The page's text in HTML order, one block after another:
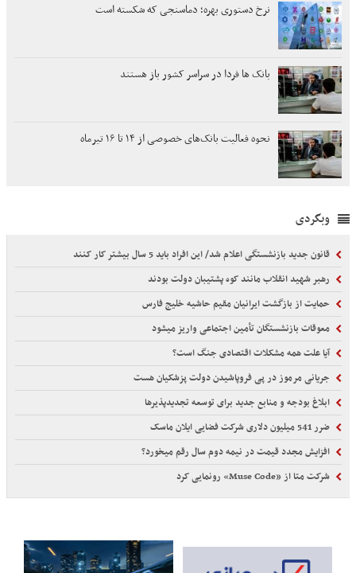
نرخ دستوری بهره؛ دماسنجی که شکسته است
بانک ها فردا در سراسر کشور باز هستند
نحوه فعالیت بانک‌های خصوصی از ۱۴ تا ۱۶ تیرماه
وبگردی
قانون جدید بازنشستگی اعلام شد/ این افراد باید 5 سال بیشتر کار کنند
رهبر شهید انقلاب مانند کوه پشتیبان دولت بودند
حمایت از بازگشت ایرانیان مقیم حاشیه خلیج فارس
معوقات بازنشستگان تأمین اجتماعی واریز میشود
آیا علت همه مشکلات اقتصادی جنگ است؟
جریانی مرموز در پی فروپاشیدن دولت پزشکیان هست
ابلاغ بودجه و منابع جدید برای توسعه تجدیدپذیرها
ضرر 541 میلیون دلاری شرکت فضایی ایلان ماسک
افزایش مجدد قیمت در نیمه دوم سال رقم میخورد؟
شرکت متا از «Muse Code» رونمایی کرد